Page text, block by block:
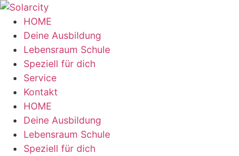
Zum
Inhalt
wechseln
HOME
Deine Ausbildung
Lebensraum Schule
Speziell für dich
Service
Kontakt
Menü HOME
Deine Ausbildung
Lebensraum Schule
Speziell für dich